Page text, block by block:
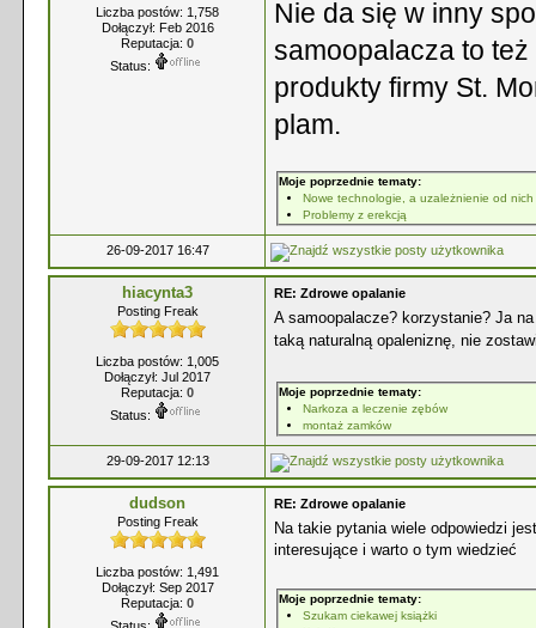
Liczba postów: 1,758
Dołączył: Feb 2016
Reputacja: 0
Status:
Nie da się w inny
samoopalacza to też
produkty firmy St.
plam.
Moje poprzednie tematy:
Nowe technologie, a uzależnienie od nich
Problemy z erekcją
26-09-2017 16:47
hiacynta3
Posting Freak
Liczba postów: 1,005
Dołączył: Jul 2017
Reputacja: 0
Status:
RE: Zdrowe opalanie
A samoopalacze? korzystanie? Ja
taką naturalną opaleniznę, nie
Moje poprzednie tematy:
Narkoza a leczenie zębów
montaż zamków
29-09-2017 12:13
dudson
Posting Freak
Liczba postów: 1,491
Dołączył: Sep 2017
Reputacja: 0
RE: Zdrowe opalanie
Na takie pytania wiele odpowiedzi
interesujące i warto o tym wiedzieć
Moje poprzednie tematy:
Szukam ciekawej książki